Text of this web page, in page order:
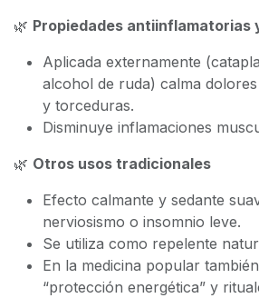
🌿 Propiedades antiinflamatorias
Aplicada externamente
alcohol de ruda) calma
y torceduras.
Disminuye inflamaciones
🌿 Otros usos tradicionales
Efecto calmante y sedante
nerviosismo o insomnio leve.
Se utiliza como repelente
En la medicina popular
“protección energética” y